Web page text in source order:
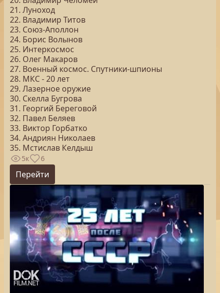
21. Луноход
22. Владимир Титов
23. Союз-Аполлон
24. Борис Волынов
25. Интеркосмос
26. Олег Макаров
27. Военный космос. Спутники-шпионы
28. МКС - 20 лет
29. Лазерное оружие
30. Скелла Бугрова
31. Георгий Береговой
32. Павел Беляев
33. Виктор Горбатко
34. Андриян Николаев
35. Мстислав Келдыш
5к 6
Перейти